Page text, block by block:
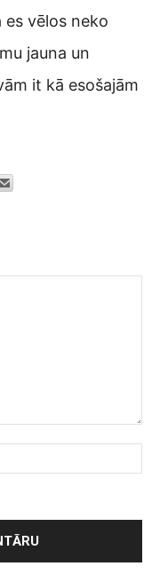
vēlos neko
jauna un
it kā esošajām